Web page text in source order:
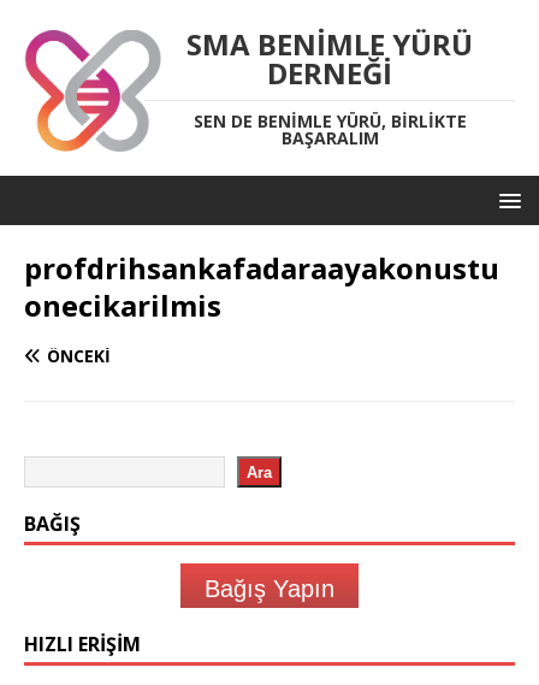
SMA BENIMLE YÜRÜ
DERNEĞI
SEN DE BENIMLE YÜRÜ, BIRLIKTE
BAŞARALIM
profdrihsankafadaraayakonustu
onecikarilmis
ÖNCEKI
Ara
BAĞIŞ
Bağış Yapın
HIZLI ERIŞIM